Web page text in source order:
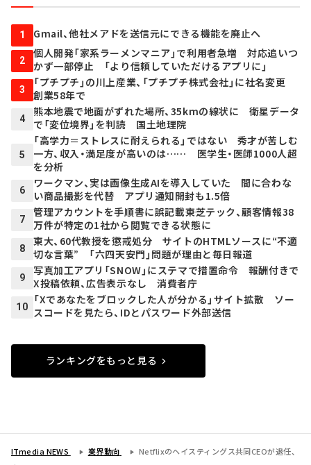
1 Gmail、他社メアドを送信元にできる機能を廃止へ
2
個人開発「家系ラーメンマニア」で利用者急増 対応追いつ
かず一部停止 「より信頼していただけるアプリに」
3
「プチプチ」の川上産業、「プチプチ株式会社」に社名変更
創業58年で
4
熊本地震で地面がずれた場所、35kmの線状に 衛星データ
で「変位境界」を判読 国土地理院
5
「高学力＝ストレスに耐えられる」ではない 秀才が苦しむ
一方、収入・満足度が高いのは…… 医学生・医師1000人超
を分析
6
ワークマン、実は画像生成AIを導入していた 間に合わな
い商品撮影を代替 アプリ通知開封も1.5倍
7
管理アカウントを手順書に誤記載――東芝テック、顧客情報38
万件が特定の1社から閲覧できる状態に
8
東大、60代教授を懲戒処分 サイトのHTMLソースに“不適
切な言葉” 「六四天安門」問題が理由と毎日報道
9
写真加工アプリ「SNOW」にステマで措置命令 報酬付きで
X投稿依頼、広告表示なし 消費者庁
10
「Xであなたをブロックした人が分かる」サイト拡散 ソー
スコードを見たら、IDとパスワード外部送信
ランキングをもっと見る
ITmedia NEWS 業界動向
Netflixのヘイスティングス共同CEOが退任、